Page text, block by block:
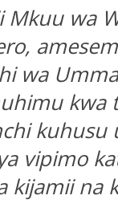
wa
wa
kwa
kuhusu
vipimo
kijamii na